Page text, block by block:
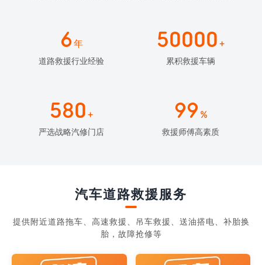
6年
道路救援行业经验
50000 +
累积救援车辆
580 +
严选战略汽修门店
99 %
救援师傅高素质
汽车道路救援服务
提供附近道路拖车、高速救援、吊车救援、送油搭电、补胎换
胎，故障抢修等